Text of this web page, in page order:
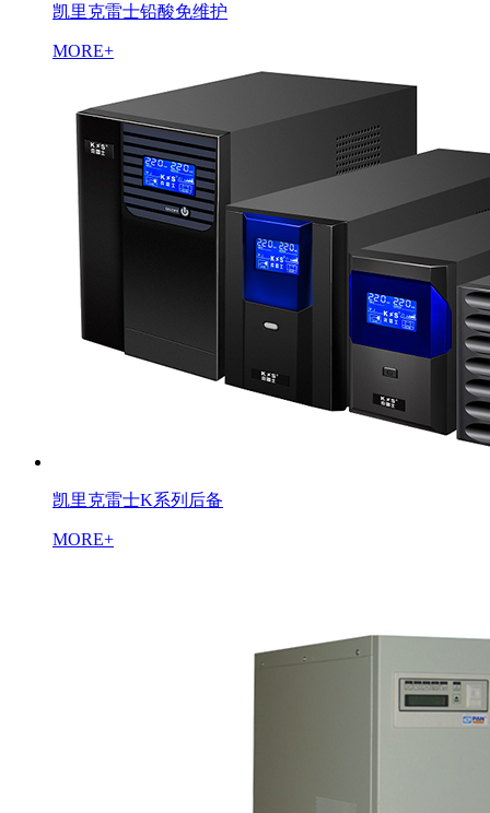
凯里克雷士铅酸免维护
MORE+
凯里克雷士K系列后备
MORE+